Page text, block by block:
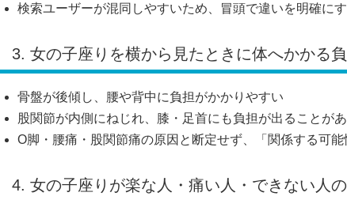
検索ユーザーが混同しやすいため、冒頭で違いを明確に
3. 女の子座りを横から見たときに体へかかる
骨盤が後傾し、腰や背中に負担がかかりやすい
股関節が内側にねじれ、膝・足首にも負担が出ることが
O脚・腰痛・股関節痛の原因と断定せず、「関係する可
4. 女の子座りが楽な人・痛い人・できない人